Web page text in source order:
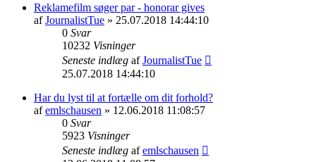
Reklamefilm søger par - honorar gives
afJournalistTue » 25.07.2018 14:44:10
0 Svar
10232 Visninger
Seneste indlæg afJournalistTue
25.07.2018 14:44:10
Har du lyst til at fortælle om dit forhold?
afemlschausen » 12.06.2018 11:08:57
0 Svar
5923 Visninger
Seneste indlæg afemlschausen